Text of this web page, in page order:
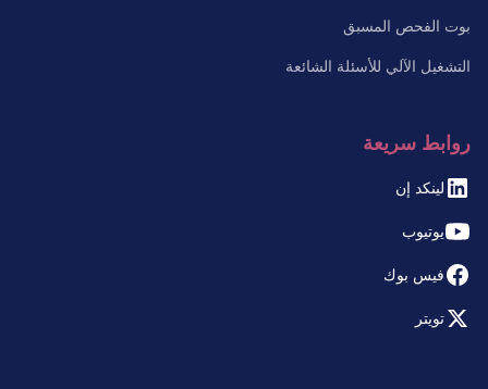
بوت الفحص المسبق
التشغيل الآلي للأسئلة الشائعة
روابط سريعة
لينكد إن
يوتيوب
فيس بوك
تويتر